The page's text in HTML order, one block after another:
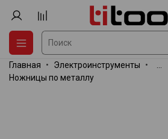
Главная Электроинструменты
Ножницы по металлу